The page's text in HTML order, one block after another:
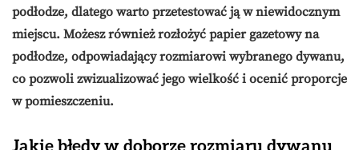
podłodze, dlatego warto przetestować ją w niewidocznym
miejscu. Możesz również rozłożyć papier gazetowy na
podłodze, odpowiadający rozmiarowi wybranego dywanu,
co pozwoli zwizualizować jego wielkość i ocenić proporcje
w pomieszczeniu.
Jakie błędy w doborze rozmiaru dywanu